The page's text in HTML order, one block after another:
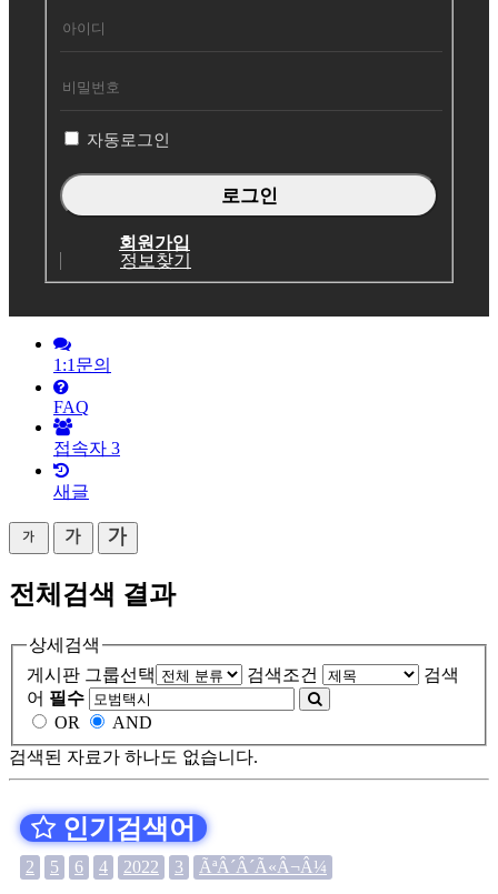
원
그
인
자동로그인
회원가입
정보찾기
1:1문의
FAQ
접속자 3
새글
전체검색 결과
상세검색
게시판 그룹선택
검색조건
검색
어 필수
OR
AND
검색된 자료가 하나도 없습니다.
인기검색어
2 5 6 4 2022 3 ÃªÂ´Â´Ã«Â¬Â¼